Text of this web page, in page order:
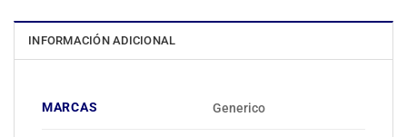
INFORMACIÓN ADICIONAL
MARCAS Generico